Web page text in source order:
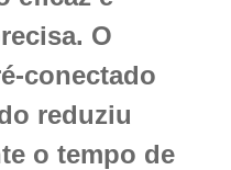
O
conectado
reduziu
o tempo de